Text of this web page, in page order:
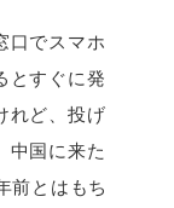
口でスマホ
とすぐに発
れど、投げ
中国に来た
前とはもち